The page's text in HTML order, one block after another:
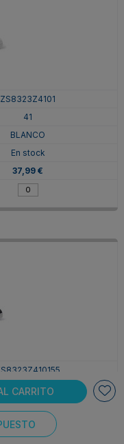
CARRITO
ZS8323Z4101
41
BLANCO
En stock
37,99 €
41
MARINO
En stock